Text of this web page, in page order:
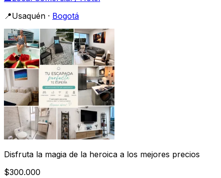
📍Usaquén · Bogotá
Disfruta la magia de la heroica a los mejores precios
$300.000